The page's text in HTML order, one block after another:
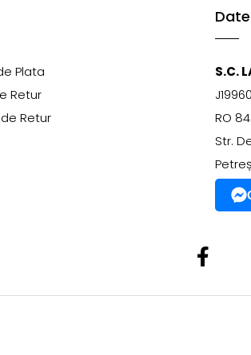
Plata
Retur
Retur
S.C.
RO
Str.